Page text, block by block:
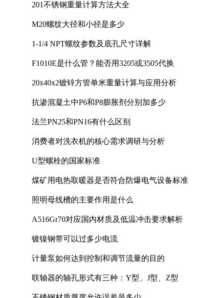
201不锈钢重量计算方法大全
M20螺纹大径和小径是多少
1-1/4 NPT螺纹参数及底孔尺寸详解
F1010E是什么管？能否用3205或3505代换
20x40x2镀锌方管单米重量计算与应用分析
抗渗混凝土中P6和P8膨胀剂分别加多少
法兰PN25和PN16有什么区别
消费者对洗衣机的核心需求调研与分析
U型螺栓的国家标准
煤矿用电热取暖器是否符合防爆电气设备标准
照明母线槽的主要作用是什么
A516Gr70对应国内材质及低温冲击要求解析
镀镍钢带可以过多少电流
计量泵如何达到控制和调节流量的目的
联轴器的轴孔形式有三种：Y型、J型、Z型